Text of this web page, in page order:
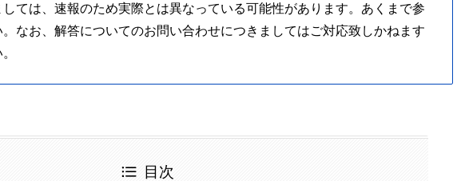
ては、速報のため実際とは異なっている可能性があります。あくまで参
なお、解答についてのお問い合わせにつきましてはご対応致しかねます
目次